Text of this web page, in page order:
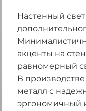
Настенный
акценты на
равномерный
В
металл с
эргономичный